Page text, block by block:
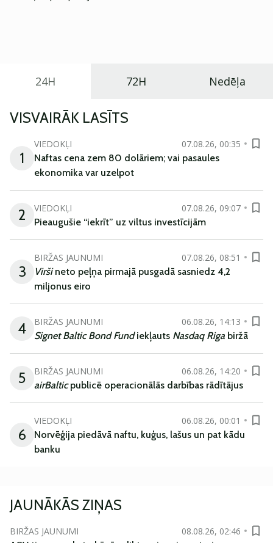
24H 72H Nedēļa
VISVAIRĀK LASĪTS
1
VIEDOKĻI
07.08.26, 00:35
Naftas cena zem 80 dolāriem; vai pasaules
ekonomika var uzelpot
2 VIEDOKĻI
07.08.26, 09:07
Pieaugušie “iekrīt” uz viltus investīcijām
3
BIRŽAS JAUNUMI
07.08.26, 08:51
Viršineto peļņa pirmajā pusgadā sasniedz 4,2
miljonus eiro
4 BIRŽAS JAUNUMI
06.08.26, 14:13
Signet Baltic Bond Fundiekļauts Nasdaq Riga biržā
5 BIRŽAS JAUNUMI
06.08.26, 14:20
airBalticpublicē operacionālās darbības rādītājus
6
VIEDOKĻI
06.08.26, 00:01
Norvēģija piedāvā naftu, kuģus, lašus un pat kādu
banku
JAUNĀKĀS ZIŅAS
BIRŽAS JAUNUMI
08.08.26, 02:46